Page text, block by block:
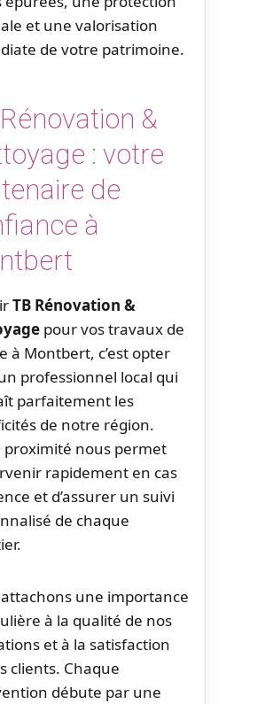
et une valorisation
de votre patrimoine.
&
: votre
de
à
TB Rénovation &
pour vos travaux de
à Montbert, c’est opter
professionnel local qui
parfaitement les
de notre région.
proximité nous permet
rapidement en cas
et d’assurer un suivi
de chaque
une importance
à la qualité de nos
et à la satisfaction
clients. Chaque
débute par une